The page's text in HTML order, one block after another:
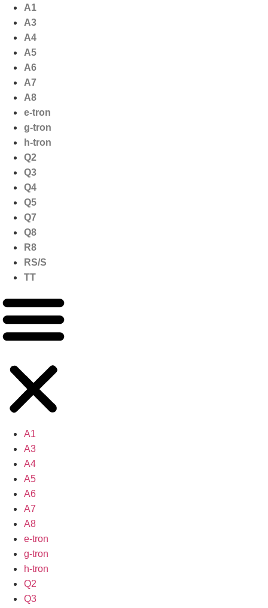
naar
inhoud
A1
A3
A4
A5
A6
A7
A8
e-tron
g-tron
h-tron
Q2
Q3
Q4
Q5
Q7
Q8
R8
RS/S
TT
A1
A3
A4
A5
A6
A7
A8
e-tron
g-tron
h-tron
Q2
Q3